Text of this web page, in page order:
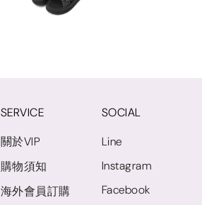
SERVICE
關於VIP
購物須知
海外會員訂購
SOCIAL
Line
Instagram
Facebook